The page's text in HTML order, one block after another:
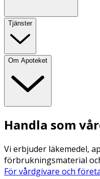
Tjänster
Om Apoteket
Handla som
Vi erbjuder läkemedel,
förbrukningsmaterial
För vårdgivare och